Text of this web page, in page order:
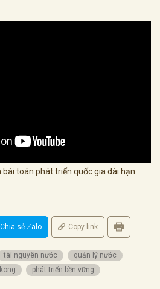
toán phát triển quốc gia dài hạn
Chia sẻ Zalo Copy link
tài nguyên nước
quản lý nước
phát triển bền vững